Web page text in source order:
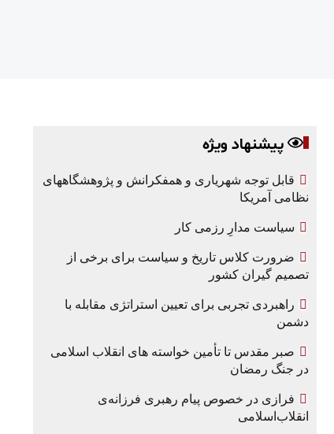
پیشنهاد ویژه
قابل توجه شهریاری و همفکرانش و پژوهشگاههای
نظامی آمریکا
سیاست مدارِ رزمی کار
ضرورت کلاس تاریخ و سیاست برای برخی از
تصمیم گیران کشور
راهبردی تجربی برای تعیین استراتژی مقابله با
دشمن
صبر مقدس تا تأمین خواسته های انقلاب اسلامی
در جنگ رمضان
فرازی در خصوص پیام رهبری فرزانه‌ی
انقلاب‌اسلامی